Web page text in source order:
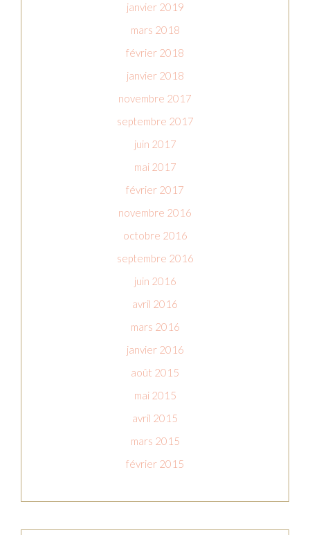
janvier 2019
mars 2018
février 2018
janvier 2018
novembre 2017
septembre 2017
juin 2017
mai 2017
février 2017
novembre 2016
octobre 2016
septembre 2016
juin 2016
avril 2016
mars 2016
janvier 2016
août 2015
mai 2015
avril 2015
mars 2015
février 2015